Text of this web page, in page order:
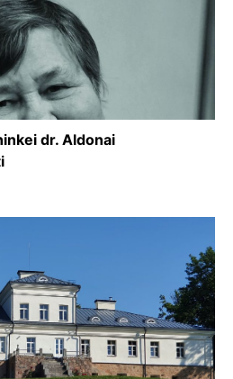
dr. Aldonai